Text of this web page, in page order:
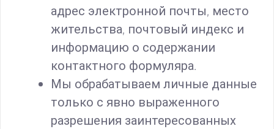
адрес электронной почты, место
жительства, почтовый индекс и
информацию о содержании
контактного формуляра.
Мы обрабатываем личные данные
только с явно выраженного
разрешения заинтересованных